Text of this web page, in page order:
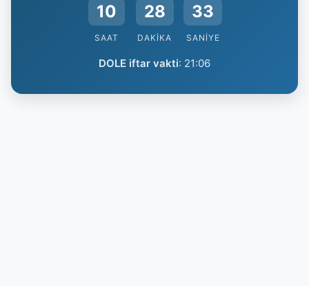
10
SAAT
28
DAKIKA
33
SANIYE
DOLE iftar vakti: 21:06